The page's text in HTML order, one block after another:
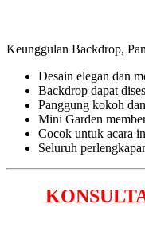
Keunggulan Backdrop,
Desain elegan dan
Backdrop dapat
Panggung kokoh
Mini Garden
Cocok untuk acara
Seluruh